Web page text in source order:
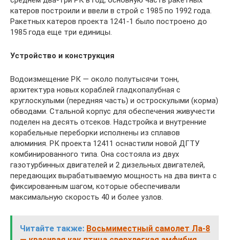
катеров построили и ввели в строй с 1985 по 1992 года.
Ракетных катеров проекта 1241-1 было построено до
1985 года еще три единицы.
Устройство и конструкция
Водоизмещение РК — около полутысячи тонн,
архитектура новых кораблей гладкопалубная с
круглоскулыми (передняя часть) и остроскулыми (корма)
обводами. Стальной корпус для обеспечения живучести
поделен на десять отсеков. Надстройка и внутренние
корабельные переборки исполнены из сплавов
алюминия. РК проекта 12411 оснастили новой ДГТУ
комбинированного типа. Она состояла из двух
газотурбинных двигателей и 2 дизельных двигателей,
передающих вырабатываемую мощность на два винта с
фиксированным шагом, которые обеспечивали
максимальную скорость 40 и более узлов.
Читайте также: Восьмиместный самолет Ла-8